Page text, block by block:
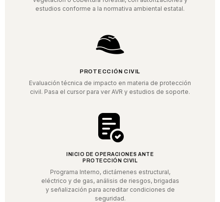
estudios conforme a la normativa ambiental estatal.
PROTECCIÓN CIVIL
Evaluación técnica de impacto en materia de protección
civil. Pasa el cursor para ver AVR y estudios de soporte.
INICIO DE OPERACIONES ANTE
PROTECCIÓN CIVIL
Programa Interno, dictámenes estructural,
eléctrico y de gas, análisis de riesgos, brigadas
y señalización para acreditar condiciones de
seguridad.